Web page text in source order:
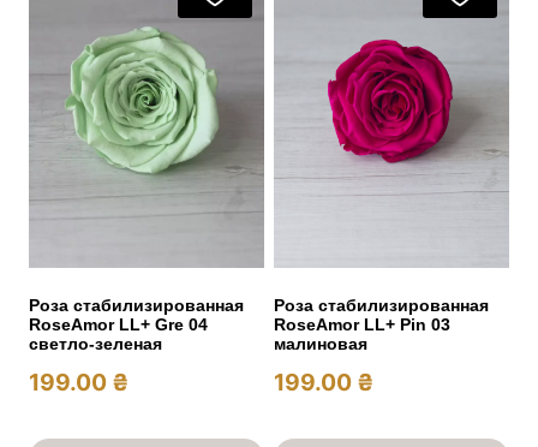
Роза стабилизированная
RoseAmor LL+ Gre 04
светло-зеленая
199.00 ₴
Роза стабилизированная
RoseAmor LL+ Pin 03
малиновая
199.00 ₴